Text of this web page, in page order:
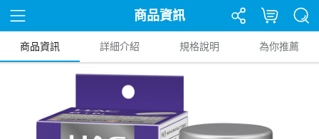
商品資訊
商品資訊 詳細介紹 規格說明 為你推薦